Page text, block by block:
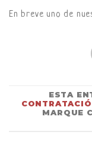
En breve uno de
ESTA
MARQUE